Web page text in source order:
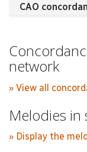
CAO
network
» View all
Melodies in
» Display the